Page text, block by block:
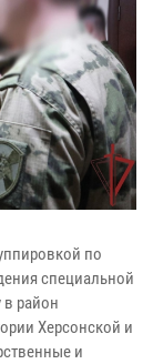
по
специальной
район
Херсонской и
и